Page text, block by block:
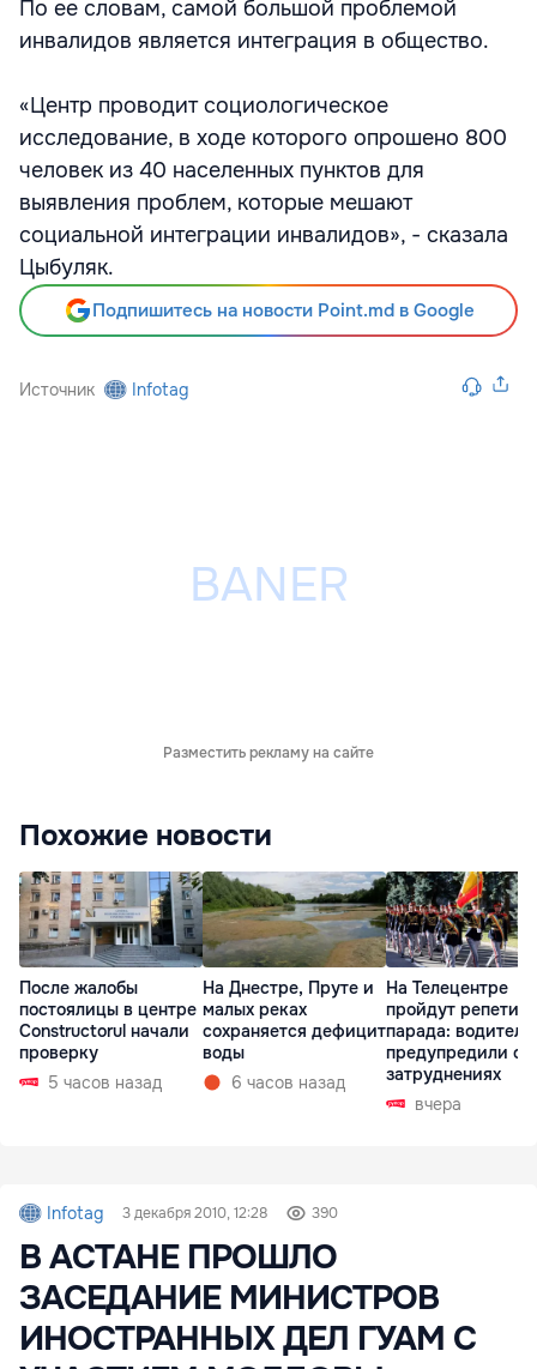
По ее словам, самой большой проблемой
инвалидов является интеграция в общество.
«Центр проводит социологическое
исследование, в ходе которого опрошено 800
человек из 40 населенных пунктов для
выявления проблем, которые мешают
социальной интеграции инвалидов», - сказала
Цыбуляк.
Подпишитесь на новости Point.md в Google
Источник Infotag
Разместить рекламу на сайте
Похожие новости
После жалобы
постоялицы в центре
Constructorul начали
проверку
5 часов назад
На Днестре, Пруте и
малых реках
сохраняется дефицит
воды
6 часов назад
На Телецентре
пройдут
парада:
предупредили о
затруднениях
вчера
Infotag 3 декабря 2010, 12:28 390
В АСТАНЕ ПРОШЛО
ЗАСЕДАНИЕ МИНИСТРОВ
ИНОСТРАННЫХ ДЕЛ ГУАМ С